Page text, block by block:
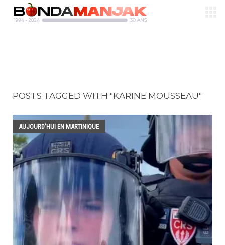
POSTS TAGGED WITH "KARINE MOUSSEAU"
AUJOURD'HUI EN MARTINIQUE